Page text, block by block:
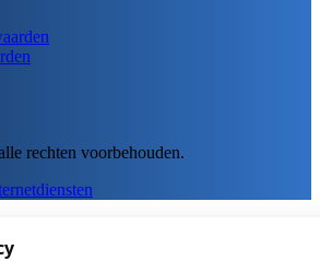
rechten voorbehouden.